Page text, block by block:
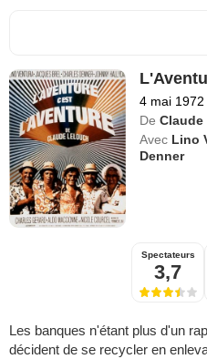
4 mai 1972
De
Avec Lino
Denner
Spectateurs
3,7
Les banques n'étant plus d'un
décident de se recycler en